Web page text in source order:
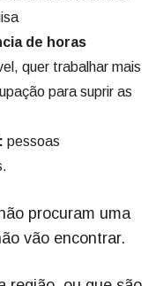
de horas
quer trabalhar mais
para suprir as
pessoas
procuram uma
vão encontrar.